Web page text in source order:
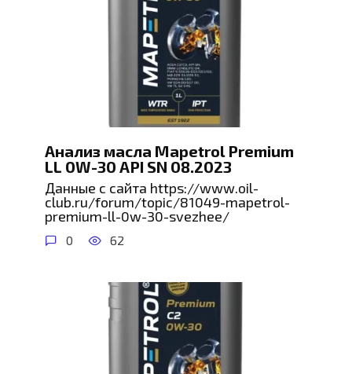
Анализ масла Mapetrol Premium
LL 0W-30 API SN 08.2023
Данные с сайта https://www.oil-
club.ru/forum/topic/81049-mapetrol-
premium-ll-0w-30-svezhee/
0 62